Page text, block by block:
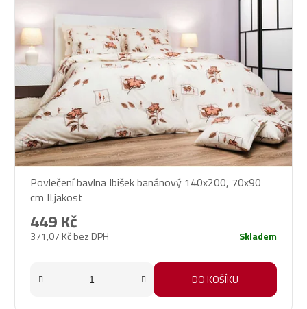
Povlečení bavlna Ibišek banánový 140x200, 70x90
cm II.jakost
371,07 Kč bez DPH
449 Kč
Skladem
DO KOŠÍKU